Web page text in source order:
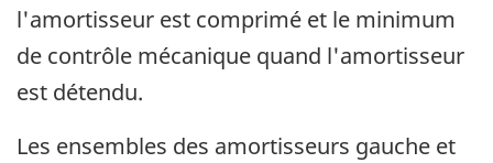
l'amortisseur est comprimé et le minimum
de contrôle mécanique quand l'amortisseur
est détendu.
Les ensembles des amortisseurs gauche et